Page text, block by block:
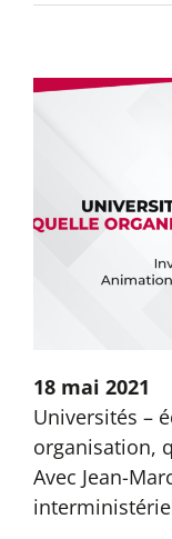
18 mai 2021
Universités –
organisation,
Avec Jean-